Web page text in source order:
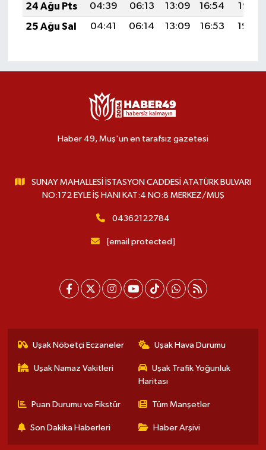
24 Ağu Pts
04:39 06:13 13:09 16:54
19:55
25 Ağu Sal
04:41 06:14 13:09 16:53 19:54
Haber 49, Muş'un en tarafsız gazetesi
SUNAY MAHALLESİ İSTASYON CADDESİ ATATÜRK BULVARI
NO:172 EYLE İŞ HANI KAT:4 NO:8 MERKEZ/MUŞ
04362122784
[email protected]
Uşak Nöbetçi Eczaneler Uşak Hava Durumu
Uşak Namaz Vakitleri
Uşak Trafik Yoğunluk
Haritası
Puan Durumu ve Fikstür Tüm Manşetler
Son Dakika Haberleri Haber Arşivi